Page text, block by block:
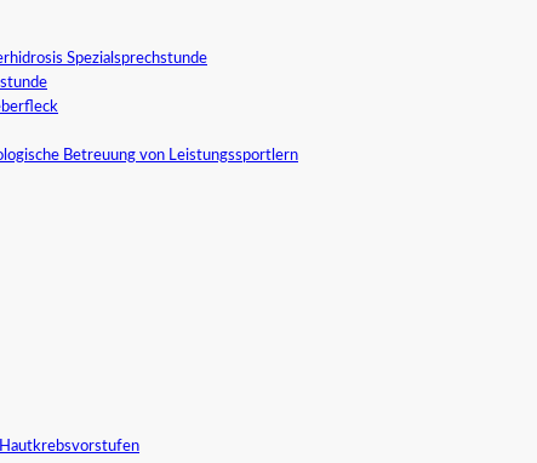
Spezialsprechstunde
Betreuung von Leistungssportlern